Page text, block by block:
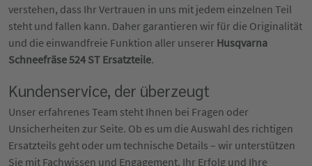
verstehen, dass Ihr Vertrauen in uns mit jedem einzelnen Teil
steht und fallen kann. Daher garantieren wir für die Originalität
und die einwandfreie Funktion aller unserer Husqvarna
Schneefräse 524 ST Ersatzteile.
Kundenservice, der überzeugt
Unser erfahrenes Team steht Ihnen bei Fragen oder
Unsicherheiten zur Seite. Ob es um die Auswahl des richtigen
Ersatzteils geht oder um technische Details – wir unterstützen
Sie mit Fachwissen und Engagement. Ihr Erfolg und Ihre